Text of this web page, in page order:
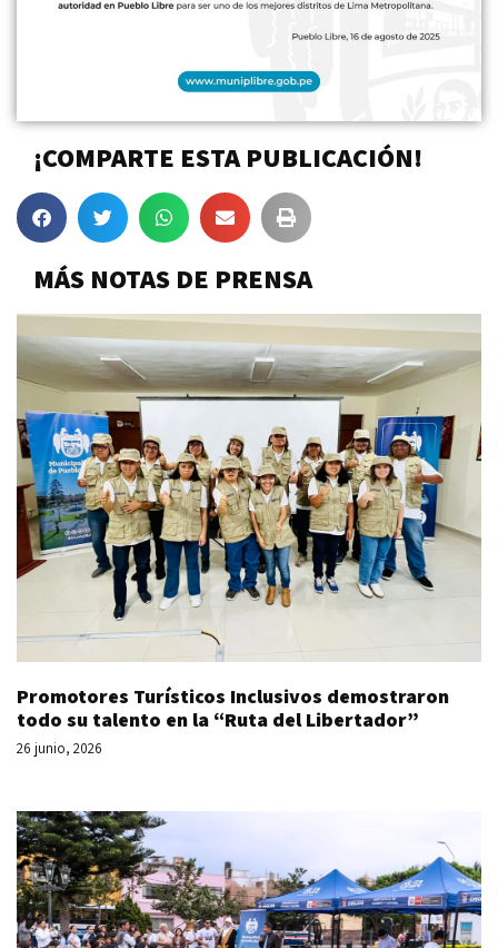
¡COMPARTE ESTA PUBLICACIÓN!
MÁS NOTAS DE PRENSA
Promotores Turísticos Inclusivos demostraron
todo su talento en la “Ruta del Libertador”
26 junio, 2026